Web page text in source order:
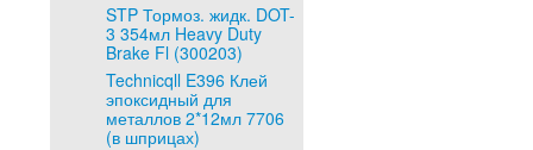
STP Тормоз. жидк. DOT-
3 354мл Heavy Duty
Brake Fl (300203)
Technicqll E396 Клей
эпоксидный для
металлов 2*12мл 7706
(в шприцах)